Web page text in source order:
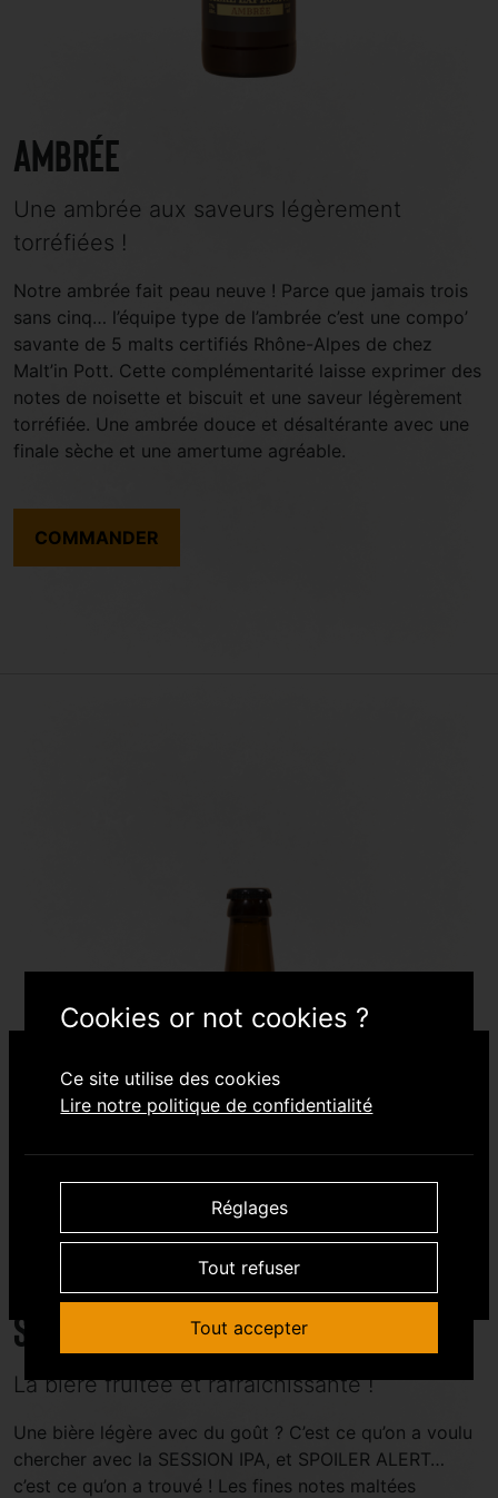
Ambrée
Une ambrée aux saveurs légèrement
torréfiées !
Notre ambrée fait peau neuve ! Parce que jamais trois
sans cinq… l’équipe type de l’ambrée c’est une compo’
savante de 5 malts certifiés Rhône-Alpes de chez
Malt’in Pott. Cette complémentarité laisse exprimer des
notes de noisette et biscuit et une saveur légèrement
torréfiée. Une ambrée douce et désaltérante avec une
finale sèche et une amertume agréable.
COMMANDER
Session IPA
La bière fruitée et rafraîchissante !
Une bière légère avec du goût ? C’est ce qu’on a voulu
chercher avec la SESSION IPA, et SPOILER ALERT…
c’est ce qu’on a trouvé ! Les fines notes maltées
As-tu l'âge légal pour consommer de l'alcool?
NON OUI
Cookies or not cookies ?
Ce site utilise des cookies
Lire notre politique de confidentialité
Réglages
Tout refuser
Tout accepter